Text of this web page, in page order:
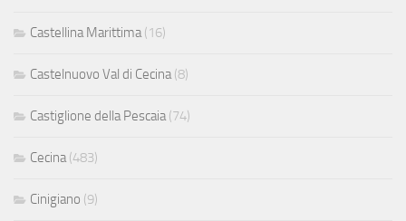
Castellina Marittima (16)
Castelnuovo Val di Cecina (8)
Castiglione della Pescaia (74)
Cecina (483)
Cinigiano (9)